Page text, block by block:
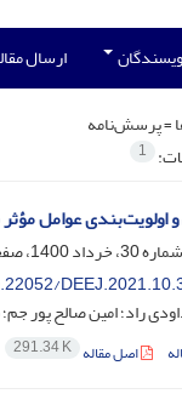
ارسال
=پرسش‌نامه
1
اولویت‌بندی عوامل
راد؛ امین صالح پور
اصل مقاله 291.34 K